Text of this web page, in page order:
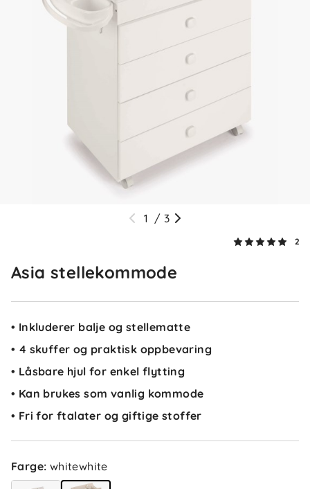
1 / 3
2
Asia stellekommode
• Inkluderer balje og stellematte
• 4 skuffer og praktisk oppbevaring
• Låsbare hjul for enkel flytting
• Kan brukes som vanlig kommode
• Fri for ftalater og giftige stoffer
Farge: whitewhite
5.0